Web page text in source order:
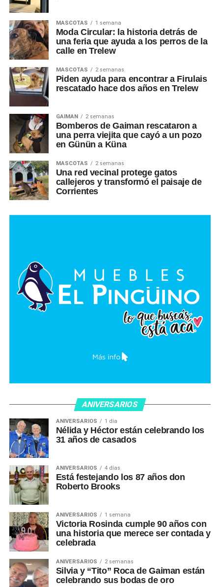
MASCOTAS 1 semana
Moda Circular: la historia detrás de
una feria que ayuda a los perros de la
calle en Trelew
MASCOTAS 2 semanas
Piden ayuda para encontrar a Firulais
rescatado hace dos años en Trelew
GAIMAN 2 semanas
Bomberos de Gaiman rescataron a
una perra viejita que cayó a un pozo
en Günün a Küna
MASCOTAS 2 semanas
Una red vecinal protege gatos
callejeros y transformó el paisaje de
Corrientes
ANIVERSARIOS
ANIVERSARIOS 1 día
Nélida y Héctor están celebrando los
31 años de casados
ANIVERSARIOS 4 días
Está festejando los 87 años don
Roberto Brooks
ANIVERSARIOS 1 semana
Victoria Rosinda cumple 90 años con
una historia que merece ser contada y
celebrada
ANIVERSARIOS 2 semanas
Silvia y “Tito” Roca de Gaiman están
celebrando sus bodas de oro